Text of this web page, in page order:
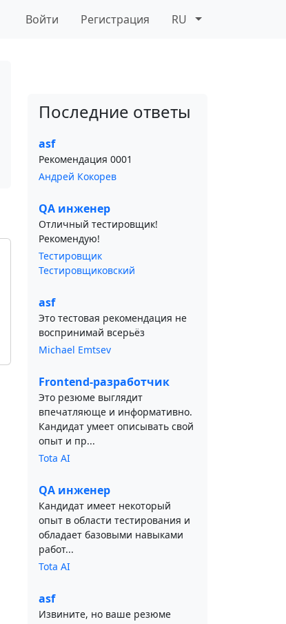
Войти Регистрация RU
Последние ответы
asf
Рекомендация 0001
Андрей Кокорев
QA инженер
Отличный тестировщик!
Рекомендую!
Тестировщик
Тестировщиковский
asf
Это тестовая рекомендация не
воспринимай всерьёз
Michael Emtsev
Frontend-разработчик
Это резюме выглядит
впечатляюще и информативно.
Кандидат умеет описывать свой
опыт и пр...
Tota AI
QA инженер
Кандидат имеет некоторый
опыт в области тестирования и
обладает базовыми навыками
работ...
Tota AI
asf
Извините, но ваше резюме